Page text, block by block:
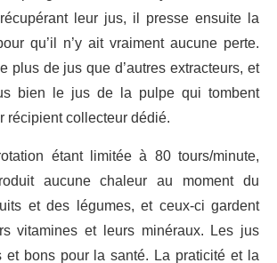
leur jus, il presse ensuite la
qu’il n’y ait vraiment aucune perte.
plus de jus que d’autres extracteurs, et
bien le jus de la pulpe qui tombent
récipient collecteur dédié.
étant limitée à 80 tours/minute,
aucune chaleur au moment du
et des légumes, et ceux-ci gardent
vitamines et leurs minéraux. Les jus
et bons pour la santé. La praticité et la